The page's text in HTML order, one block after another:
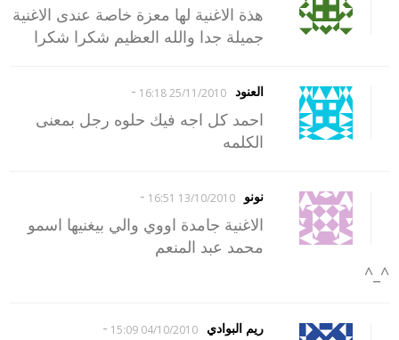
هذة الاغنية لها معزة خاصة عندى الاغنية
جميلة جدا والله العظيم شكرا شكرا
العنود 25/11/2010 16:18
-
احمد كل اجه فيك حلوه رجل بمعنى
الكلمه
نونو 13/10/2010 16:51
-
الاغنية جامدة اووي والي بيغنيها اسمو
محمد عبد المنعم
^_^
ريم البوادي 04/10/2010 15:09
-